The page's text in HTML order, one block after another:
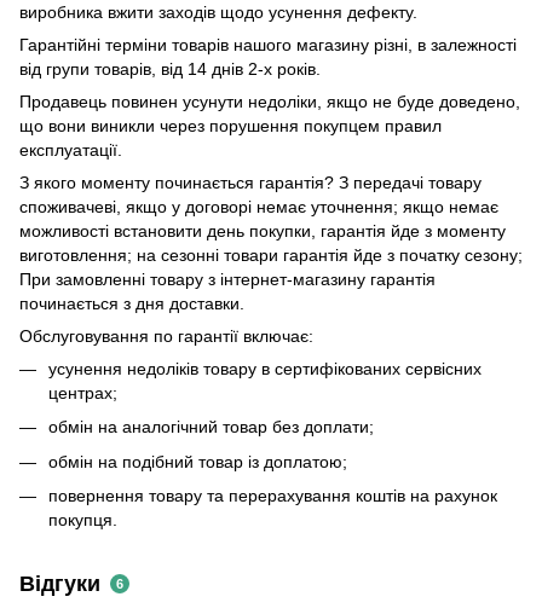
виробника вжити заходів щодо усунення дефекту.
Гарантійні терміни товарів нашого магазину різні, в залежності
від групи товарів, від 14 днів 2-х років.
Продавець повинен усунути недоліки, якщо не буде доведено,
що вони виникли через порушення покупцем правил
експлуатації.
З якого моменту починається гарантія? З передачі товару
споживачеві, якщо у договорі немає уточнення; якщо немає
можливості встановити день покупки, гарантія йде з моменту
виготовлення; на сезонні товари гарантія йде з початку сезону;
При замовленні товару з інтернет-магазину гарантія
починається з дня доставки.
Обслуговування по гарантії включає:
усунення недоліків товару в сертифікованих сервісних
центрах;
обмін на аналогічний товар без доплати;
обмін на подібний товар із доплатою;
повернення товару та перерахування коштів на рахунок
покупця.
Відгуки 6